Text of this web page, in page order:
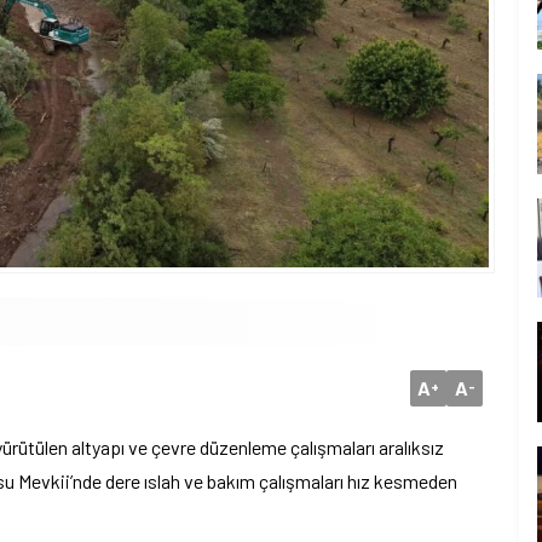
A+ A-
altyapı ve çevre düzenleme çalışmaları aralıksız
dere ıslah ve bakım çalışmaları hız kesmeden